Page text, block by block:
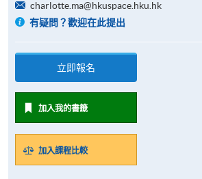
charlotte.ma@hkuspace.hku.hk
有疑問？歡迎在此提出
立即報名
加入我的書籤
加入課程比較